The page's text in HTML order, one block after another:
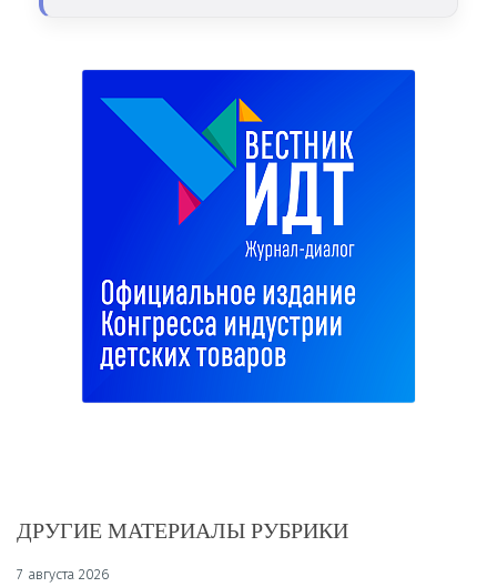
ДРУГИЕ МАТЕРИАЛЫ РУБРИКИ
7 августа 2026